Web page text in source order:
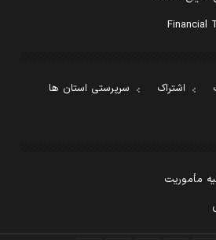
اشتراک
سرپرستی استان ها
مأموریت